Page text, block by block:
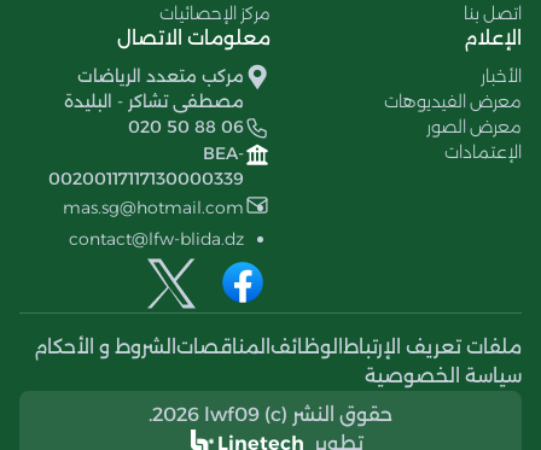
اتصل بنا
مركز الإحصائيات
الإعلام
الأخبار
معرض الفيديوهات
معرض الصور
الإعتمادات
معلومات الاتصال
مركب متعدد الرياضات
مصطفى تشاكر - البليدة
020 50 88 06
BEA-
00200117117130000339
mas.sg@hotmail.com
contact@lfw-blida.dz
ملفات تعريف الإرتباط الوظائف المناقصات الشروط و الأحكام
سياسة الخصوصية
حقوق النشر (c) 2026 lwf09.
تطوير Linetech